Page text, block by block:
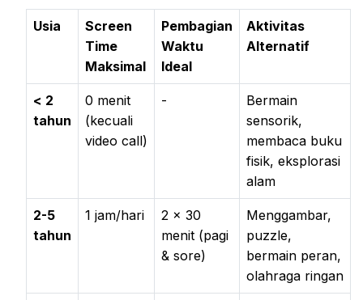
Usia
Screen
Time
Maksimal
Pembagian
Waktu
Ideal
Aktivitas
Alternatif
< 2
tahun
0 menit
(kecuali
video call)
-
Bermain
sensorik,
membaca buku
fisik, eksplorasi
alam
2-5
tahun
1 jam/hari
2 × 30
menit (pagi
& sore)
Menggambar,
puzzle,
bermain peran,
olahraga ringan